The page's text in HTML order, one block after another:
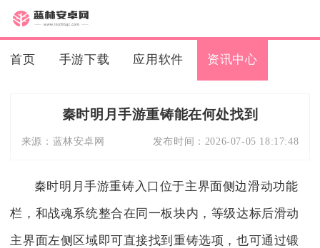
首页 手游下载 应用软件 资讯中心
秦时明月手游重铸能在何处找到
来源： 蓝林安卓网 发布时间： 2026-07-05 18:17:48
秦时明月手游重铸入口位于主界面侧边滑动功能
栏，和战魂系统整合在同一板块内，等级达标后滑动
主界面左侧区域即可直接找到重铸选项，也可通过锻